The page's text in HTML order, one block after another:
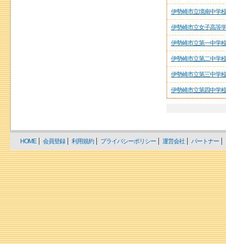
伊勢崎市立境南中学校
伊勢崎市立女子高等
伊勢崎市立第一中学校
伊勢崎市立第二中学校
伊勢崎市立第三中学校
伊勢崎市立第四中学校
HOME 会員登録 利用規約 プライバシーポリシー 運営会社 パートナー